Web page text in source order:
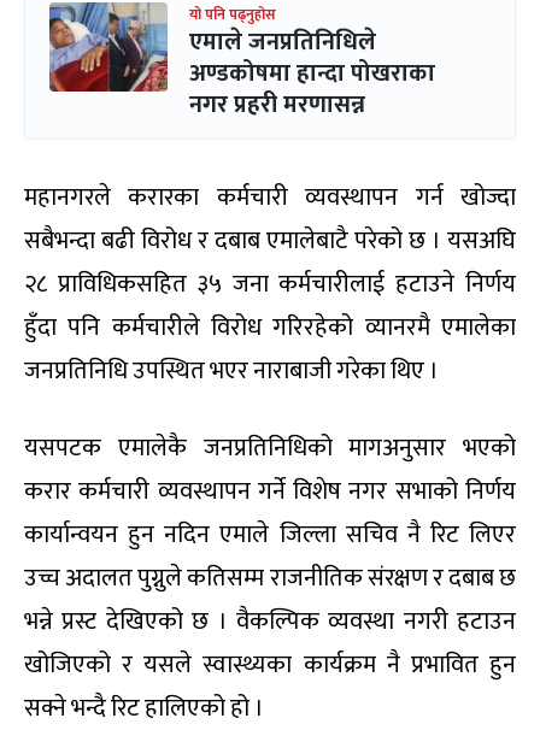
यो पनि पढ्नुहोस
एमाले जनप्रतिनिधिले
अण्डकोषमा हान्दा पोखराका
नगर प्रहरी मरणासन्न
महानगरले करारका कर्मचारी व्यवस्थापन गर्न खोज्दा
सबैभन्दा बढी विरोध र दबाब एमालेबाटै परेको छ । यसअघि
२८ प्राविधिकसहित ३५ जना कर्मचारीलाई हटाउने निर्णय
हुँदा पनि कर्मचारीले विरोध गरिरहेको व्यानरमै एमालेका
जनप्रतिनिधि उपस्थित भएर नाराबाजी गरेका थिए ।
यसपटक एमालेकै जनप्रतिनिधिको मागअनुसार भएको
करार कर्मचारी व्यवस्थापन गर्ने विशेष नगर सभाको निर्णय
कार्यान्वयन हुन नदिन एमाले जिल्ला सचिव नै रिट लिएर
उच्च अदालत पुग्नुले कतिसम्म राजनीतिक संरक्षण र दबाब छ
भन्ने प्रस्ट देखिएको छ । वैकल्पिक व्यवस्था नगरी हटाउन
खोजिएको र यसले स्वास्थ्यका कार्यक्रम नै प्रभावित हुन
सक्ने भन्दै रिट हालिएको हो ।